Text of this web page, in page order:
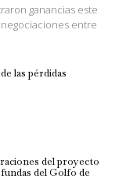
ganancias este
entre
las pérdidas
del proyecto
del Golfo de